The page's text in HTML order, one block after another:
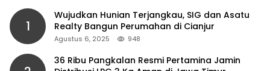
1
Wujudkan Hunian Terjangkau, SIG dan Asatu
Realty Bangun Perumahan di Cianjur
Agustus 6, 2025 948
36 Ribu Pangkalan Resmi Pertamina Jamin